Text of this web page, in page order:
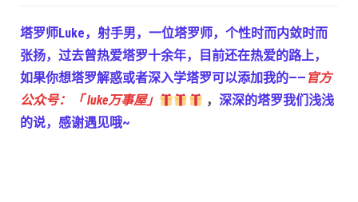
塔罗师Luke，射手男，一位塔罗师，个性时而内敛时而
张扬，过去曾热爱塔罗十余年，目前还在热爱的路上，
如果你想塔罗解惑或者深入学塔罗可以添加我的—— 官方
公众号：「 luke万事屋」
， 深深的塔罗我们浅浅
的说，感谢遇见哦~